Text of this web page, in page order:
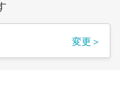
変更＞